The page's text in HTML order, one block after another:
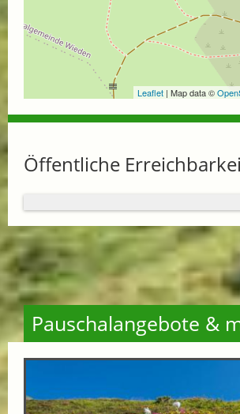
Leaflet | Map data ©
Öffentliche
Pauschalangebote &